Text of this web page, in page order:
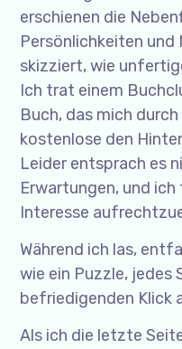
erschienen die
Persönlichkeiten und
skizziert, wie
Ich trat einem
Buch, das mich
kostenlose den
Leider entsprach es
Erwartungen, und
Interesse
Während ich las,
wie ein Puzzle, jedes
befriedigenden Klick
Als ich die letzte